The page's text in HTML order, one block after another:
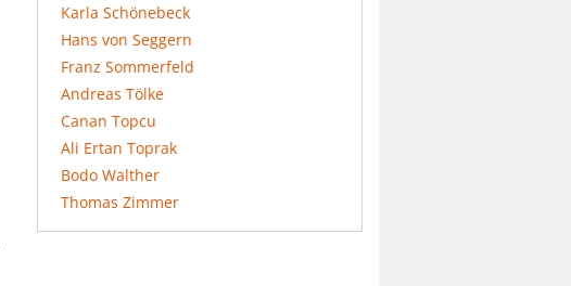
Karla Schönebeck
Hans von Seggern
Franz Sommerfeld
Andreas Tölke
Canan Topcu
Ali Ertan Toprak
Bodo Walther
Thomas Zimmer